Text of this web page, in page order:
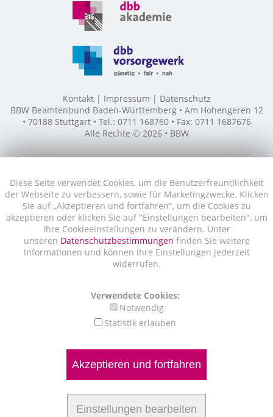
Diese Seite verwendet Cookies, um die Benutzerfreundlichkeit
der Webseite zu verbessern, sowie für Marketingzwecke. Klicken
Sie auf „Akzeptieren und fortfahren", um die Cookies zu
akzeptieren oder klicken Sie auf "Einstellungen bearbeiten", um
Ihre Cookieeinstellungen zu verändern. Unter
unseren Datenschutzbestimmungen finden Sie weitere
Informationen und können Ihre Einstellungen jederzeit
widerrufen.
Verwendete Cookies:
Notwendig
Statistik erlauben
Akzeptieren und fortfahren
Einstellungen bearbeiten
Kontakt Impressum
Datenschutz
BBW Beamtenbund Baden-Württemberg • Am Hohengeren 12
• 70188 Stuttgart • Tel.: 0711 168760 • Fax: 0711 1687676
Alle Rechte © 2026 • BBW